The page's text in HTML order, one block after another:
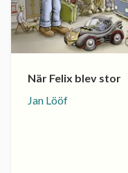
När Felix blev stor
Jan Lööf